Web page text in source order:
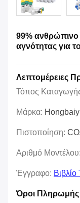
99% ανθρώπινο
αγνότητας για
Λεπτομέρειες
Τόπος
Μάρκα:
Πιστοποίηση:
Αριθμό Μοντέλου:
Έγγραφο:
Όροι Πληρωμής